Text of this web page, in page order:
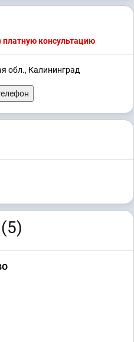
платную консультацию
обл., Калининград